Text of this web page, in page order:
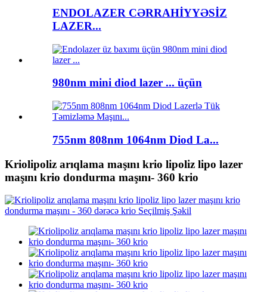
ENDOLAZER CƏRRAHİYYƏSİZ
LAZER...
980nm mini diod lazer ... üçün
755nm 808nm 1064nm Diod La...
Kriolipoliz arıqlama maşını krio lipoliz lipo lazer
maşını krio dondurma maşını- 360 krio